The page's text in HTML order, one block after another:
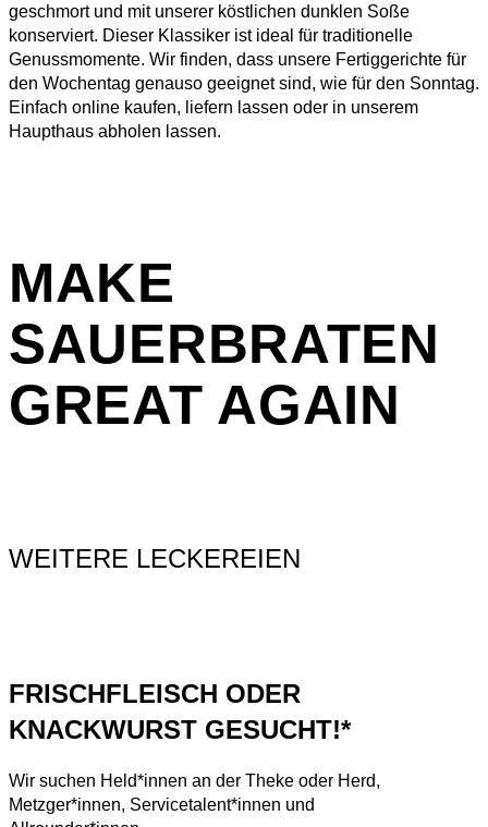
geschmort und mit unserer köstlichen dunklen Soße
konserviert. Dieser Klassiker ist ideal für traditionelle
Genussmomente. Wir finden, dass unsere Fertiggerichte für
den Wochentag genauso geeignet sind, wie für den Sonntag.
Einfach online kaufen, liefern lassen oder in unserem
Haupthaus abholen lassen.
MAKE
SAUERBRATEN
GREAT AGAIN
WEITERE LECKEREIEN
FRISCHFLEISCH ODER
KNACKWURST GESUCHT!*
Wir suchen Held*innen an der Theke oder Herd,
Metzger*innen, Servicetalent*innen und